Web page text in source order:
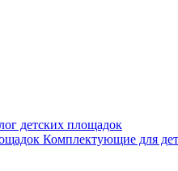
детских площадок
Комплектующие для